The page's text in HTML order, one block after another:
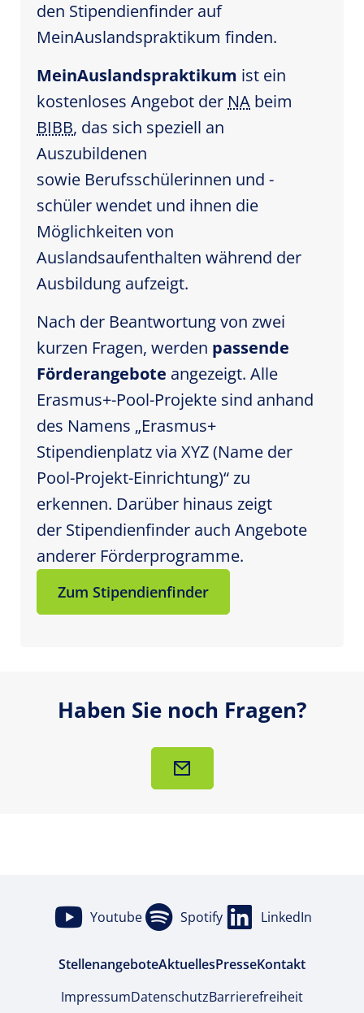
den Stipendienfinder auf
MeinAuslandspraktikum finden.
MeinAuslandspraktikum ist ein
kostenloses Angebot der NA beim
BIBB, das sich speziell an
Auszubildenen
sowie Berufsschülerinnen und -
schüler wendet und ihnen die
Möglichkeiten von
Auslandsaufenthalten während der
Ausbildung aufzeigt.
Nach der Beantwortung von zwei
kurzen Fragen, werden passende
Förderangebote angezeigt. Alle
Erasmus+-Pool-Projekte sind anhand
des Namens „Erasmus+
Stipendienplatz via XYZ (Name der
Pool-Projekt-Einrichtung)“ zu
erkennen. Darüber hinaus zeigt
der Stipendienfinder auch Angebote
anderer Förderprogramme.
Zum Stipendienfinder
Haben Sie noch Fragen?
Youtube Spotify LinkedIn
StellenangeboteAktuellesPresseKontakt
ImpressumDatenschutzBarrierefreiheit